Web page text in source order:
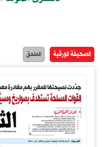
الصحيفة الورقية الملحق